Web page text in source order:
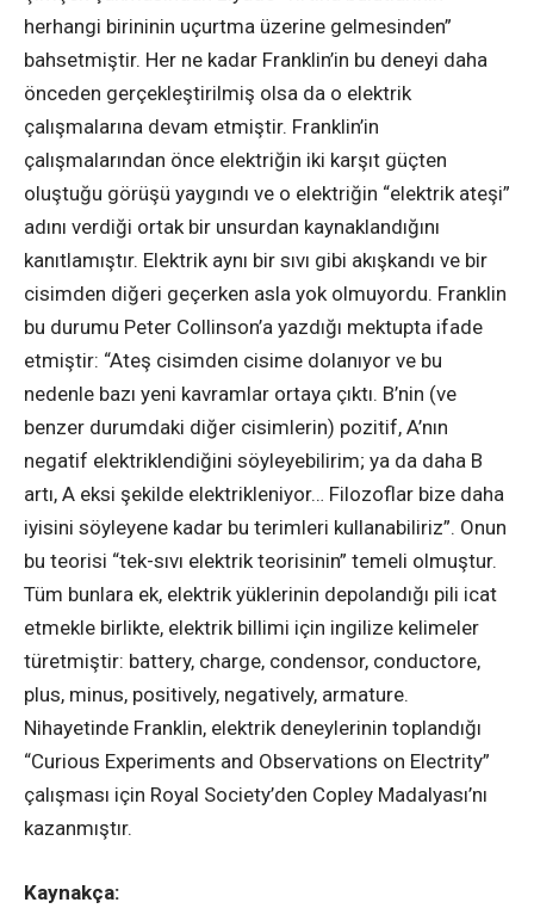
herhangi birininin uçurtma üzerine gelmesinden”
bahsetmiştir. Her ne kadar Franklin’in bu deneyi daha
önceden gerçekleştirilmiş olsa da o elektrik
çalışmalarına devam etmiştir. Franklin’in
çalışmalarından önce elektriğin iki karşıt güçten
oluştuğu görüşü yaygındı ve o elektriğin “elektrik ateşi”
adını verdiği ortak bir unsurdan kaynaklandığını
kanıtlamıştır. Elektrik aynı bir sıvı gibi akışkandı ve bir
cisimden diğeri geçerken asla yok olmuyordu. Franklin
bu durumu Peter Collinson’a yazdığı mektupta ifade
etmiştir: “Ateş cisimden cisime dolanıyor ve bu
nedenle bazı yeni kavramlar ortaya çıktı. B’nin (ve
benzer durumdaki diğer cisimlerin) pozitif, A’nın
negatif elektriklendiğini söyleyebilirim; ya da daha B
artı, A eksi şekilde elektrikleniyor… Filozoflar bize daha
iyisini söyleyene kadar bu terimleri kullanabiliriz”. Onun
bu teorisi “tek-sıvı elektrik teorisinin” temeli olmuştur.
Tüm bunlara ek, elektrik yüklerinin depolandığı pili icat
etmekle birlikte, elektrik billimi için ingilize kelimeler
türetmiştir: battery, charge, condensor, conductore,
plus, minus, positively, negatively, armature.
Nihayetinde Franklin, elektrik deneylerinin toplandığı
“Curious Experiments and Observations on Electrity”
çalışması için Royal Society’den Copley Madalyası’nı
kazanmıştır.
Kaynakça: